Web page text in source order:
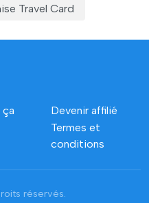
Travel Card
Devenir affilié
Termes et
conditions
réservés.